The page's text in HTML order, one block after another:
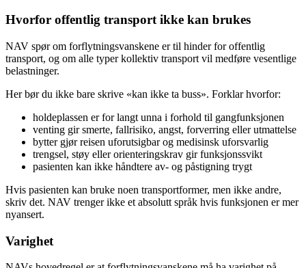
Hvorfor offentlig transport ikke kan brukes
NAV spør om forflytningsvanskene er til hinder for offentlig
transport, og om alle typer kollektiv transport vil medføre vesentlige
belastninger.
Her bør du ikke bare skrive «kan ikke ta buss». Forklar hvorfor:
holdeplassen er for langt unna i forhold til gangfunksjonen
venting gir smerte, fallrisiko, angst, forverring eller utmattelse
bytter gjør reisen uforutsigbar og medisinsk uforsvarlig
trengsel, støy eller orienteringskrav gir funksjonssvikt
pasienten kan ikke håndtere av- og påstigning trygt
Hvis pasienten kan bruke noen transportformer, men ikke andre,
skriv det. NAV trenger ikke et absolutt språk hvis funksjonen er mer
nyansert.
Varighet